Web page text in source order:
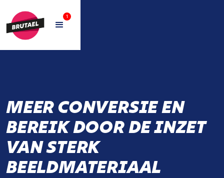
1
MEER CONVERSIE EN
BEREIK DOOR DE INZET
VAN STERK
BEELDMATERIAAL